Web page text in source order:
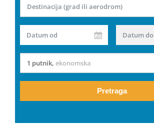
Destinacija (grad ili aerodrom)
Datum od Datum do
1 putnik, ekonomska
Pretraga